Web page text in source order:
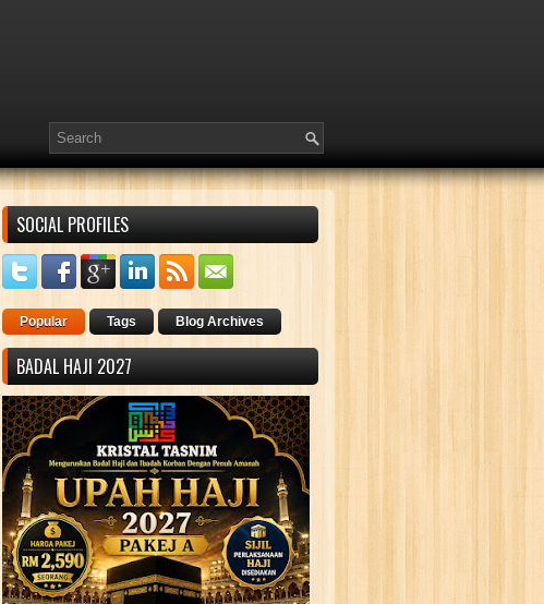
SOCIAL PROFILES
Popular Tags Blog Archives
BADAL HAJI 2027